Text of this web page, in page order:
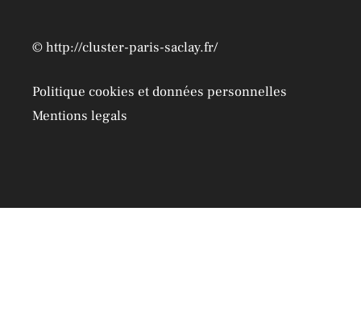
©http://cluster-paris-saclay.fr/
Politique cookies et données personnelles
Mentions legals